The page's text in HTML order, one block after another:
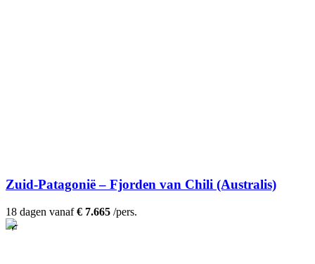
Zuid-Patagonië – Fjorden van Chili (Australis)
18 dagen vanaf€ 7.665 /pers.